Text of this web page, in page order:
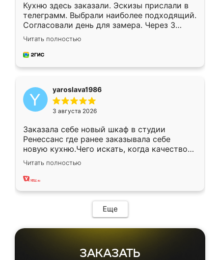
Кухню здесь заказали. Эскизы прислали в
телеграмм. Выбрали наиболее подходящий.
Согласовали день для замера. Через 3
недели кухня была уже готова. Остались
довольны работой. Спасибо Ренессанс
мебель за качественную работу!
Читать полностью
yaroslava1986
3 августа 2026
Заказала себе новый шкаф в студии
Ренессанс где ранее заказывала себе
новую кухню.Чего искать, когда качеством
вполне довольна. Служит кухня уже почти
два года, нареканий нет.
Читать полностью
Еще
ЗАКАЗАТЬ